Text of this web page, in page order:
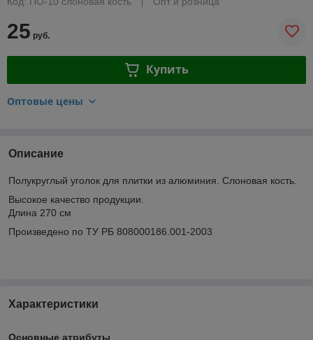
25 руб.
Купить
Оптовые цены
Описание
Полукруглый уголок для плитки из алюминия. Слоновая кость.
Высокое качество продукции.
Длина 270 см
Произведено по ТУ РБ 808000186.001-2003
Характеристики
Основные атрибуты